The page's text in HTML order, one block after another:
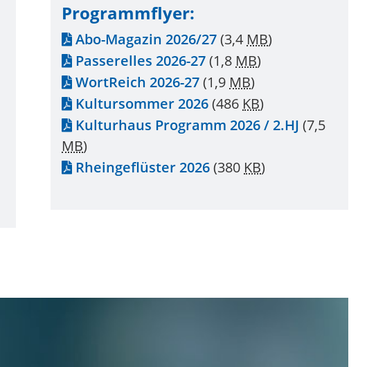
Programmflyer:
Abo-Magazin 2026/27(3,4 MB)
Passerelles 2026-27(1,8 MB)
WortReich 2026-27(1,9 MB)
Kultursommer 2026(486 KB)
Kulturhaus Programm 2026 / 2.HJ (7,5
MB)
Rheingeflüster 2026(380 KB)